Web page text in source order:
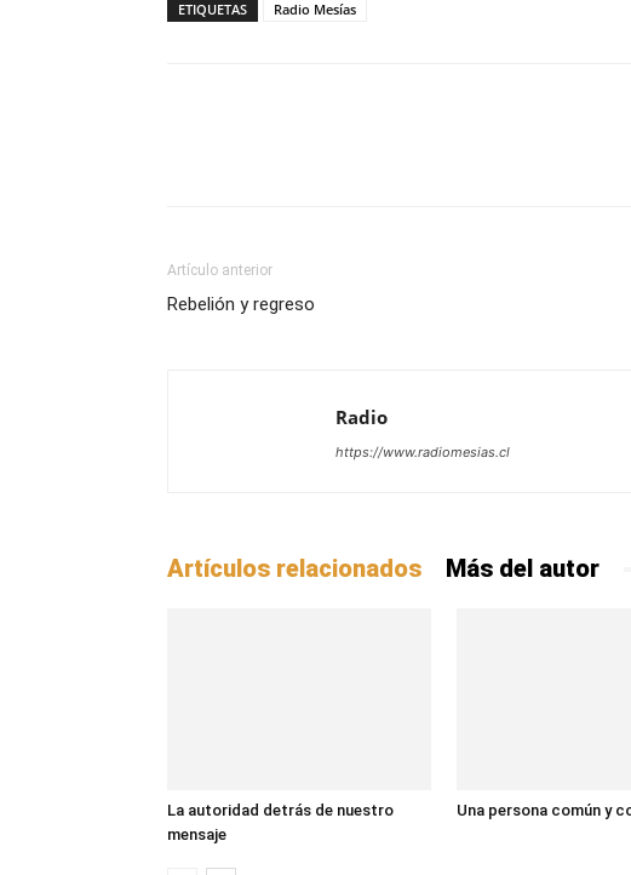
ETIQUETAS
Radio Mesías
Artículo anterior
Rebelión y regreso
Radio
https://www.radiomesias.cl
Artículos relacionados Más del autor
La autoridad detrás de nuestro
mensaje
Una persona común y